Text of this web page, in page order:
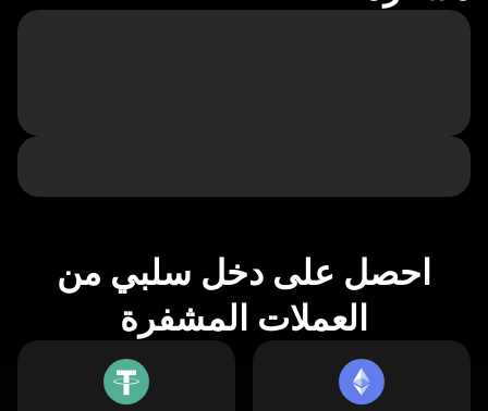
احصل على دخل سلبي من
العملات المشفرة